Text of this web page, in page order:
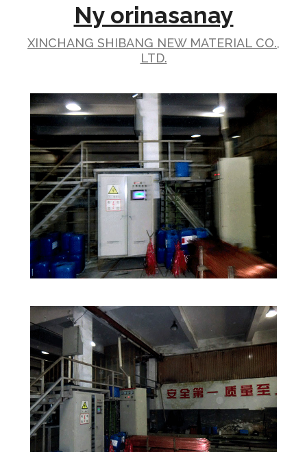
Ny orinasanay
XINCHANG SHIBANG NEW MATERIAL CO.,
LTD.